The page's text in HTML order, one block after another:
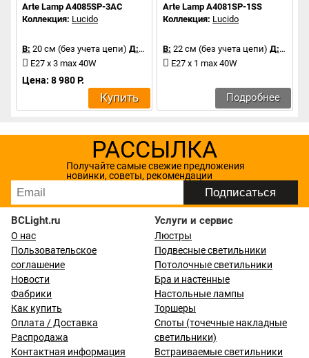
Arte Lamp A4085SP-3AC
Коллекция: Lucido
В: 20 см (без учета цепи) Д:40 см
E27 x 3 max 40W
Цена: 8 980 Р.
Купить
Arte Lamp A4081SP-1SS
Коллекция: Lucido
В: 22 см (без учета цепи) Д:17 см
E27 x 1 max 40W
Подробнее
РАССЫЛКА
Получайте самые свежие предложения
новинки, советы, рекомендации
BCLight.ru
О нас
Пользовательское
соглашение
Новости
Фабрики
Как купить
Оплата / Доставка
Распродажа
Контактная информация
Услуги и сервис
Люстры
Подвесные светильники
Потолочные светильники
Бра и настенные
Настольные лампы
Торшеры
Споты (точечные накладные
светильники)
Встраиваемые светильники